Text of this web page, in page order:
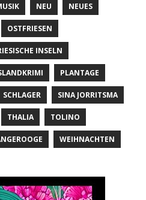
NEU NEUES
OSTFRIESEN
INSELN
PLANTAGE
SCHLAGER SINA JORRITSMA
THALIA TOLINO
WEIHNACHTEN